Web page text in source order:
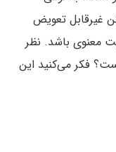
غیرقابل تعویض
معنوی باشد. نظر
فکر می‌کنید این